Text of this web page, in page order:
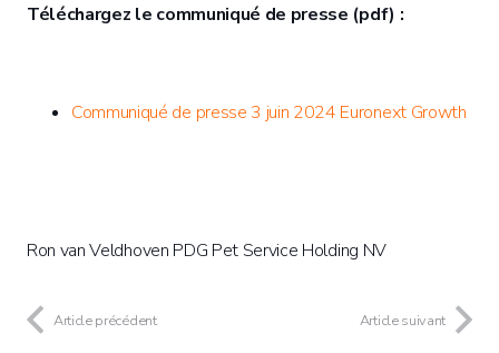
Téléchargez le communiqué de presse (pdf) :
Communiqué de presse 3 juin 2024 Euronext Growth
Ron van Veldhoven PDG Pet Service Holding NV
Article précédent Article suivant